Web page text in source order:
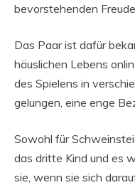
bevorstehenden
Das Paar ist dafür
häuslichen Lebens
des Spielens in
gelungen, eine enge
Sowohl für
das dritte Kind und es
sie, wenn sie sich